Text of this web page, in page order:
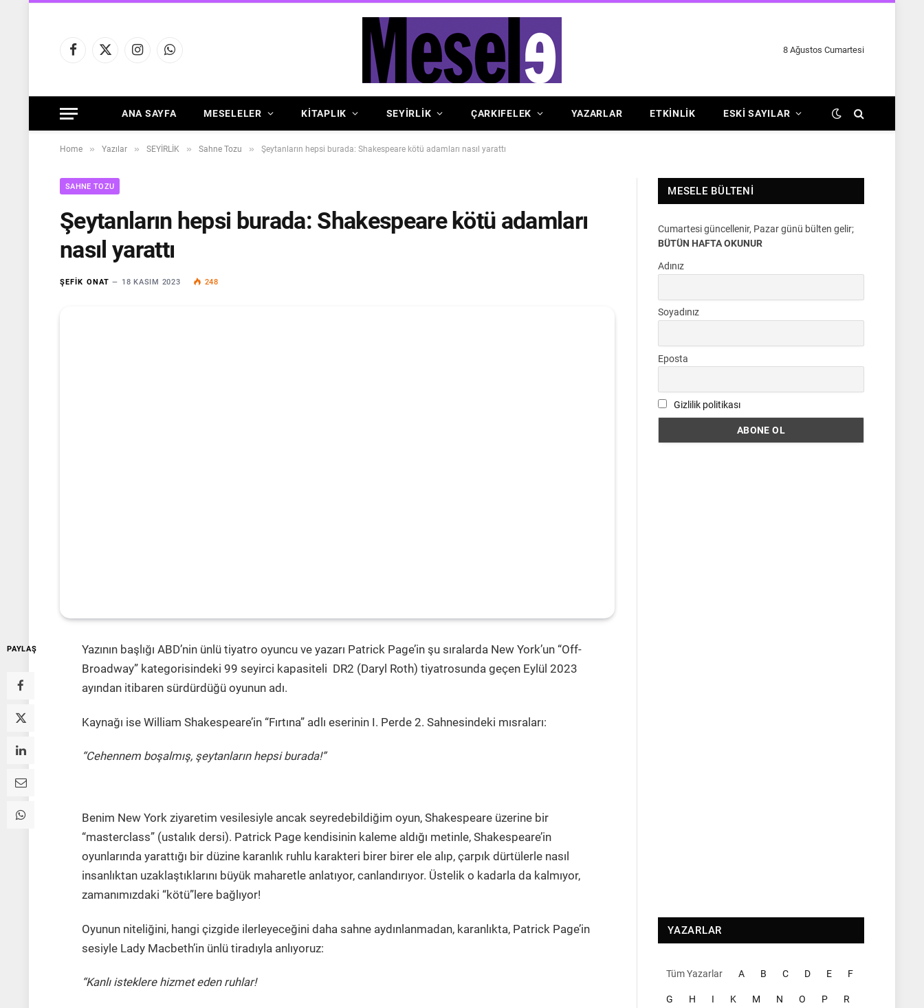
Facebook
X
InstagramWhatsApp
8 Ağustos Cumartesi
ANA SAYFA MESELELER KİTAPLIK SEYİRLİK ÇARKIFELEK YAZARLAR ETKINLIK ESKI SAYILAR
Home » Yazılar » SEYİRLİK » Sahne Tozu » Şeytanların hepsi burada: Shakespeare kötü adamları nasıl yarattı
SAHNE TOZU
Şeytanların hepsi burada: Shakespeare kötü adamları
nasıl yarattı
ŞEFIK ONAT 18 KASIM 2023 248
PAYLAŞ
Yazının başlığı ABD’nin ünlü tiyatro oyuncu ve yazarı Patrick Page’in şu sıralarda New York’un “Off-
Broadway” kategorisindeki 99 seyirci kapasiteli DR2 (Daryl Roth) tiyatrosunda geçen Eylül 2023
ayından itibaren sürdürdüğü oyunun adı.
Kaynağı ise William Shakespeare’in “Fırtına” adlı eserinin I. Perde 2. Sahnesindeki mısraları:
“Cehennem boşalmış, şeytanların hepsi burada!”
Benim New York ziyaretim vesilesiyle ancak seyredebildiğim oyun, Shakespeare üzerine bir
“masterclass” (ustalık dersi). Patrick Page kendisinin kaleme aldığı metinle, Shakespeare’in
oyunlarında yarattığı bir düzine karanlık ruhlu karakteri birer birer ele alıp, çarpık dürtülerle nasıl
insanlıktan uzaklaştıklarını büyük maharetle anlatıyor, canlandırıyor. Üstelik o kadarla da kalmıyor,
zamanımızdaki “kötü”lere bağlıyor!
Oyunun niteliğini, hangi çizgide ilerleyeceğini daha sahne aydınlanmadan, karanlıkta, Patrick Page’in
sesiyle Lady Macbeth’in ünlü tiradıyla anlıyoruz:
“Kanlı isteklere hizmet eden ruhlar!
MESELE BÜLTENI
Cumartesi güncellenir, Pazar günü bülten gelir;
BÜTÜN HAFTA OKUNUR
Adınız
Soyadınız
Eposta
Gizlilik politikası
YAZARLAR
Tüm Yazarlar A B C D E F
G H I K M N O P R